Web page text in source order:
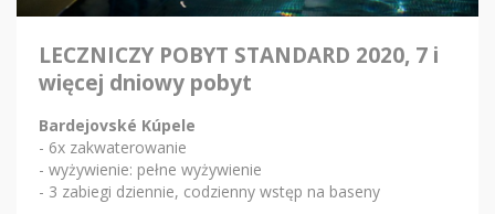
LECZNICZY POBYT STANDARD 2020, 7 i
więcej dniowy pobyt
Bardejovské Kúpele
- 6x zakwaterowanie
- wyżywienie: pełne wyżywienie
- 3 zabiegi dziennie, codzienny wstęp na baseny